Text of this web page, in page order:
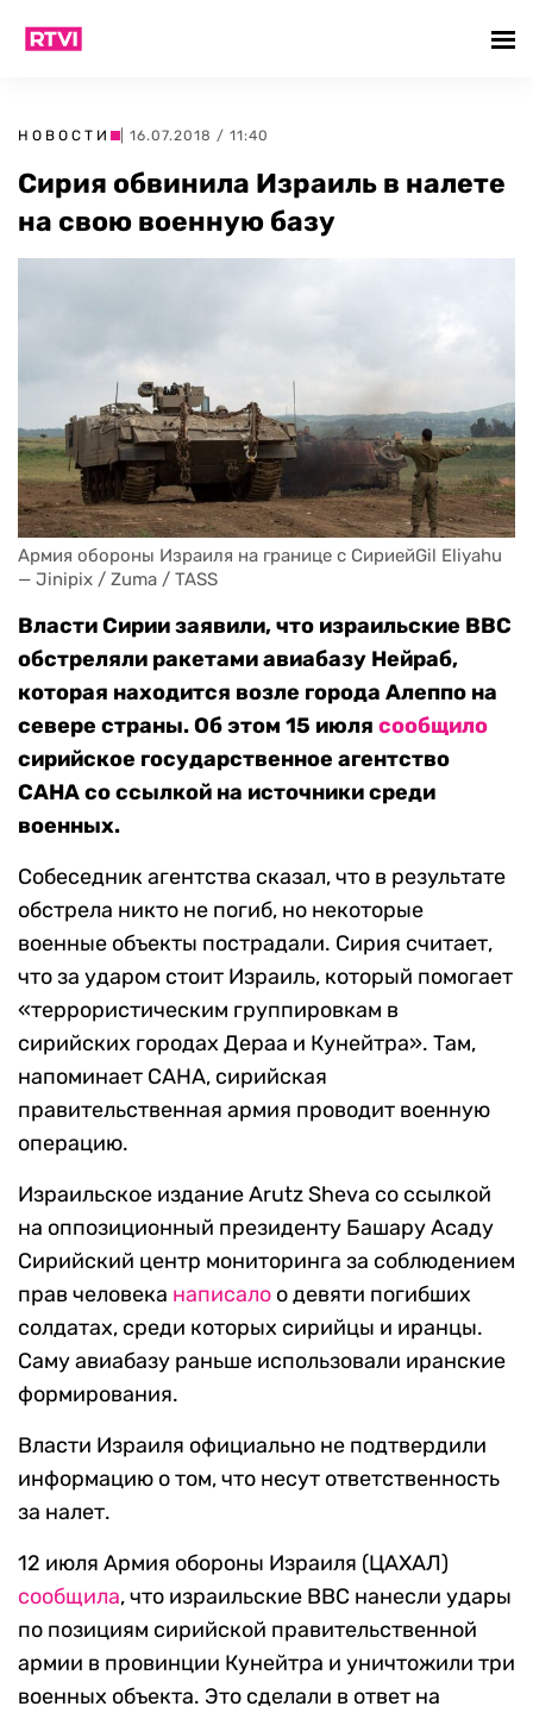
НОВОСТИ | 16.07.2018 / 11:40
Сирия обвинила Израиль в налете
на свою военную базу
Армия обороны Израиля на границе с СириейGil Eliyahu
— Jinipix / Zuma / TASS
Власти Сирии заявили, что израильские ВВС
обстреляли ракетами авиабазу Нейраб,
которая находится возле города Алеппо на
севере страны. Об этом 15 июля сообщило
сирийское государственное агентство
САНА со ссылкой на источники среди
военных.
Собеседник агентства сказал, что в результате
обстрела никто не погиб, но некоторые
военные объекты пострадали. Сирия считает,
что за ударом стоит Израиль, который помогает
«террористическим группировкам в
сирийских городах Дераа и Кунейтра». Там,
напоминает САНА, сирийская
правительственная армия проводит военную
операцию.
Израильское издание Arutz Sheva со ссылкой
на оппозиционный президенту Башару Асаду
Сирийский центр мониторинга за соблюдением
прав человека написало о девяти погибших
солдатах, среди которых сирийцы и иранцы.
Саму авиабазу раньше использовали иранские
формирования.
Власти Израиля официально не подтвердили
информацию о том, что несут ответственность
за налет.
12 июля Армия обороны Израиля (ЦАХАЛ)
сообщила, что израильские ВВС нанесли удары
по позициям сирийской правительственной
армии в провинции Кунейтра и уничтожили три
военных объекта. Это сделали в ответ на